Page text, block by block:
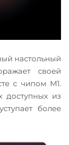
настольный
своей
с чипом M1.
доступных из
более